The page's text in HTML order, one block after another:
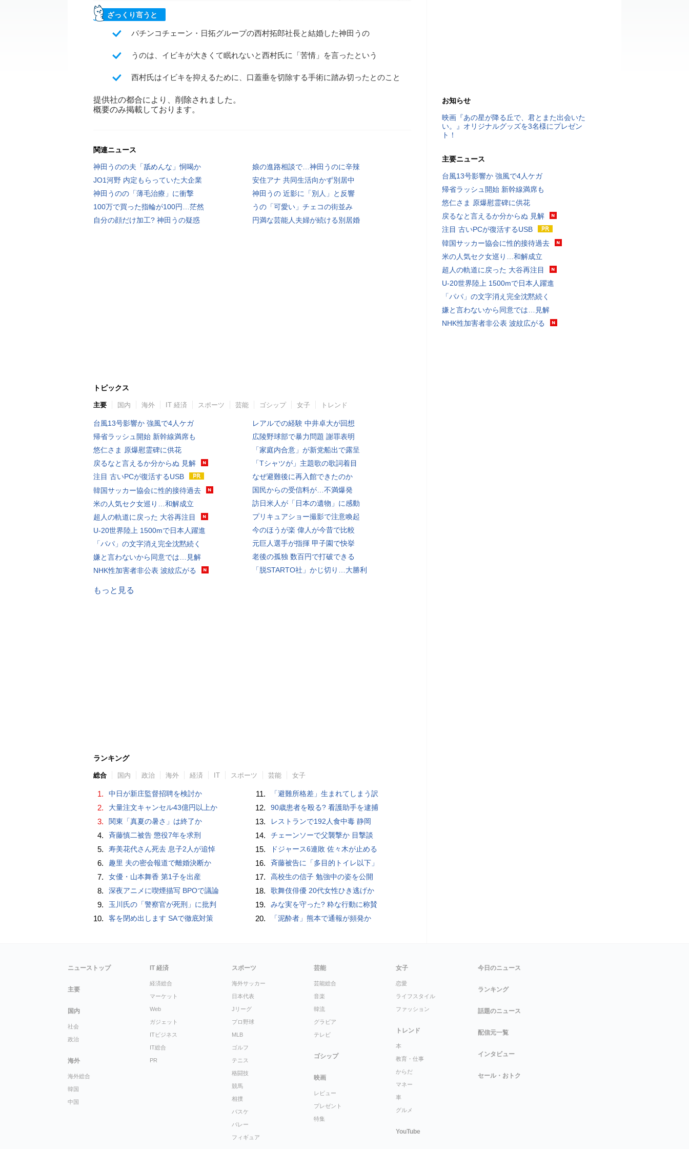
ざっくり言うと
パチンコチェーン・日拓グループの西村拓郎社長と結婚した神田うの
うのは、イビキが大きくて眠れないと西村氏に「苦情」を言ったという
西村氏はイビキを抑えるために、口蓋垂を切除する手術に踏み切ったとのこと
提供社の都合により、削除されました。
概要のみ掲載しております。
関連ニュース
神田うのの夫「舐めんな」恫喝か
娘の進路相談で…神田うのに辛辣
JO1河野 内定もらっていた大企業
安住アナ 共同生活向かず別居中
神田うのの「薄毛治療」に衝撃
神田うの 近影に「別人」と反響
100万で買った指輪が100円…茫然
うの「可愛い」チェコの街並み
自分の顔だけ加工? 神田うの疑惑
円満な芸能人夫婦が続ける別居婚
トピックス
主要 国内 海外 IT 経済 スポーツ 芸能 ゴシップ 女子 トレンド
台風13号影響か 強風で4人ケガ
帰省ラッシュ開始 新幹線満席も
悠仁さま 原爆慰霊碑に供花
戻るなと言えるか分からぬ 見解
注目 古いPCが復活するUSB
韓国サッカー協会に性的接待過去
米の人気セク女巡り…和解成立
超人の軌道に戻った 大谷再注目
U-20世界陸上 1500mで日本人躍進
「パパ」の文字消え完全沈黙続く
嫌と言わないから同意では…見解
NHK性加害者非公表 波紋広がる
レアルでの経験 中井卓大が回想
広陵野球部で暴力問題 謝罪表明
「家庭内合意」が新党船出で露呈
「Tシャツが」主題歌の歌詞着目
なぜ避難後に再入館できたのか
国民からの受信料が…不満爆発
訪日米人が「日本の遺物」に感動
プリキュアショー撮影で注意喚起
今のほうが楽 偉人が今昔で比較
元巨人選手が指揮 甲子園で快挙
老後の孤独 数百円で打破できる
「脱STARTO社」かじ切り…大勝利
もっと見る
ランキング
総合 国内 政治 海外 経済 IT スポーツ 芸能 女子
1. 中日が新庄監督招聘を検討か
2. 大量注文キャンセル43億円以上か
3. 関東「真夏の暑さ」は終了か
4. 斉藤慎二被告 懲役7年を求刑
5. 寿美花代さん死去 息子2人が追悼
6. 趣里 夫の密会報道で離婚決断か
7. 女優・山本舞香 第1子を出産
8. 深夜アニメに喫煙描写 BPOで議論
9. 玉川氏の「警察官が死刑」に批判
10. 客を閉め出します SAで徹底対策
11. 「避難所格差」生まれてしまう訳
12. 90歳患者を殴る? 看護助手を逮捕
13. レストランで192人食中毒 静岡
14. チェーンソーで父襲撃か 目撃談
15. ドジャース6連敗 佐々木が止める
16. 斉藤被告に「多目的トイレ以下」
17. 高校生の信子 勉強中の姿を公開
18. 歌舞伎俳優 20代女性ひき逃げか
19. みな実を守った? 粋な行動に称賛
20. 「泥酔者」熊本で通報が頻発か
お知らせ
映画『あの星が降る丘で、君とまた出会いた
い。』オリジナルグッズを3名様にプレゼン
ト！
主要ニュース
台風13号影響か 強風で4人ケガ
帰省ラッシュ開始 新幹線満席も
悠仁さま 原爆慰霊碑に供花
戻るなと言えるか分からぬ 見解
注目 古いPCが復活するUSB
韓国サッカー協会に性的接待過去
米の人気セク女巡り…和解成立
超人の軌道に戻った 大谷再注目
U-20世界陸上 1500mで日本人躍進
「パパ」の文字消え完全沈黙続く
嫌と言わないから同意では…見解
NHK性加害者非公表 波紋広がる
ニューストップ
主要
国内
社会
政治
海外
海外総合
韓国
中国
IT 経済
経済総合
マーケット
Web
ガジェット
ITビジネス
IT総合
PR
スポーツ
海外サッカー
日本代表
Jリーグ
プロ野球
MLB
ゴルフ
テニス
格闘技
競馬
相撲
バスケ
バレー
フィギュア
芸能
芸能総合
音楽
韓流
グラビア
テレビ
ゴシップ
映画
レビュー
プレゼント
特集
女子
恋愛
ライフスタイル
ファッション
トレンド
本
教育・仕事
からだ
マネー
車
グルメ
YouTube
今日のニュース
ランキング
話題のニュース
配信元一覧
インタビュー
セール・おトク